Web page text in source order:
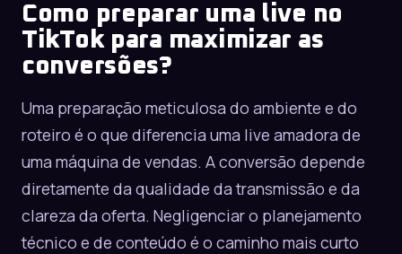
Como preparar uma live no
TikTok para maximizar as
conversões?
Uma preparação meticulosa do ambiente e do
roteiro é o que diferencia uma live amadora de
uma máquina de vendas. A conversão depende
diretamente da qualidade da transmissão e da
clareza da oferta. Negligenciar o planejamento
técnico e de conteúdo é o caminho mais curto